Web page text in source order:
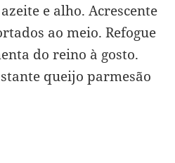
e alho. Acrescente
ao meio. Refogue
do reino à gosto.
queijo parmesão